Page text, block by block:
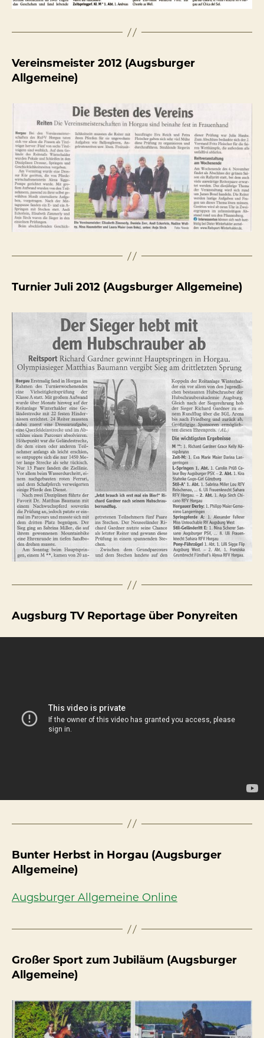
Vereinsmeister 2012 (Augsburger
Allgemeine)
Turnier Juli 2012 (Augsburger Allgemeine)
Augsburg TV Reportage über Ponyreiten
Bunter Herbst in Horgau (Augsburger
Allgemeine)
Augsburger Allgemeine Online
Großer Sport zum Jubiläum (Augsburger
Allgemeine)